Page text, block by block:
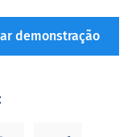
demonstração